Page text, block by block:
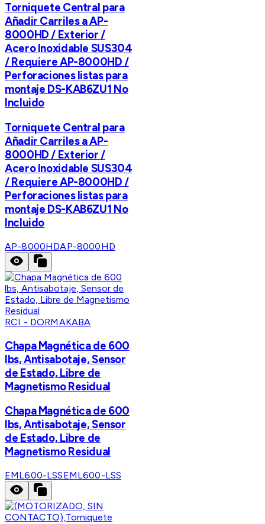
Torniquete Central para
Añadir Carriles a AP-
8000HD / Exterior /
Acero Inoxidable SUS304
/ Requiere AP-8000HD /
Perforaciones listas para
montaje DS-KAB6ZU1 No
Incluido
Torniquete Central para
Añadir Carriles a AP-
8000HD / Exterior /
Acero Inoxidable SUS304
/ Requiere AP-8000HD /
Perforaciones listas para
montaje DS-KAB6ZU1 No
Incluido
AP-8000HDAP-8000HD
RCI - DORMAKABA
Chapa Magnética de 600
lbs, Antisabotaje, Sensor
de Estado, Libre de
Magnetismo Residual
Chapa Magnética de 600
lbs, Antisabotaje, Sensor
de Estado, Libre de
Magnetismo Residual
EML600-LSSEML600-LSS